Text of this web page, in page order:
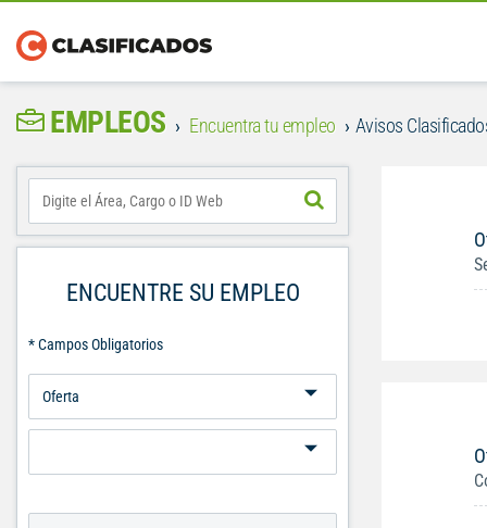
EMPLEOS Encuentra tu empleo Avisos
ENCUENTRE SU EMPLEO
* Campos Obligatorios